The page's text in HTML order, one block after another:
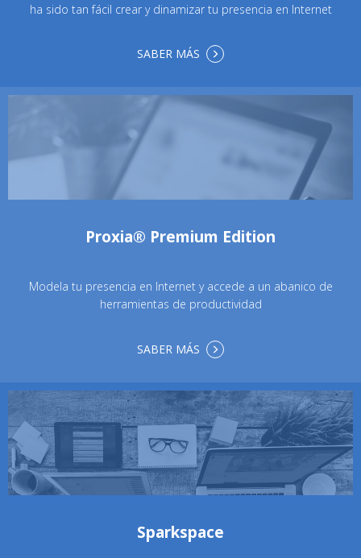
ha sido tan fácil crear y dinamizar tu presencia en Internet
SABER MÁS
Proxia® Premium Edition
Modela tu presencia en Internet y accede a un abanico de
herramientas de productividad
SABER MÁS
Sparkspace